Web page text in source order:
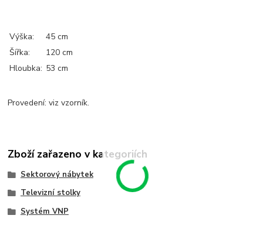
Výška:
45 cm
Šířka:
120 cm
Hloubka: 53 cm
Provedení: viz vzorník.
Zboží zařazeno v kategoriích
Sektorový nábytek
Televizní stolky
Systém VNP